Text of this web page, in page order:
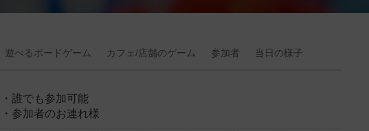
遊べるボードゲーム カフェ/店舗のゲーム 参加者 当日の様子
・誰でも参加可能
・参加者のお連れ様